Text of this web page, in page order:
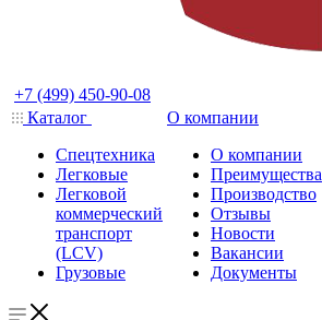
+7 (499) 450-90-08
Каталог
Спецтехника
Легковые
Легковой
коммерческий
транспорт
(LCV)
Грузовые
О компании
О компании
Преимущества
Производство
Отзывы
Новости
Вакансии
Документы